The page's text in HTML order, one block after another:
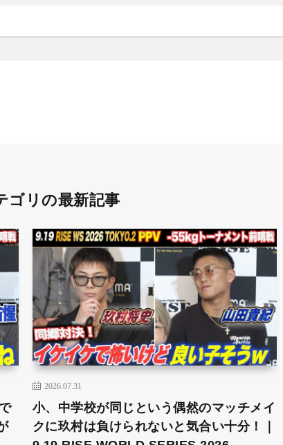
ゴリの最新記事
2026.07.31
小、中学校が同じという偶然のマッチメイ
クに玖村は負けられないと気合い十分！｜